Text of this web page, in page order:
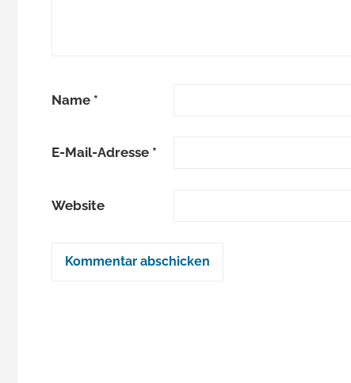
Name *
E-Mail-Adresse *
Website